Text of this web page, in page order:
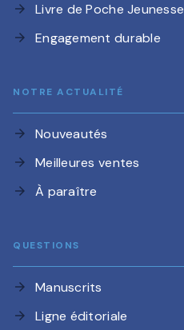
arrow_forward Livre de Poche Jeunesse
arrow_forward Engagement durable
NOTRE ACTUALITÉ
arrow_forward Nouveautés
arrow_forward Meilleures ventes
arrow_forward À paraître
QUESTIONS
arrow_forward Manuscrits
arrow_forward Ligne éditoriale